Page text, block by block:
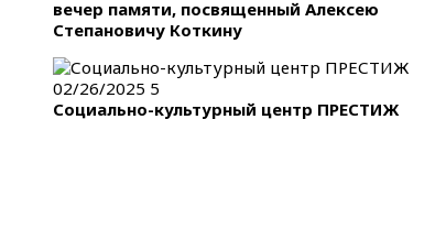
вечер памяти, посвященный Алексею
Степановичу Коткину
02/26/2025 5
Социально-культурный центр ПРЕСТИЖ